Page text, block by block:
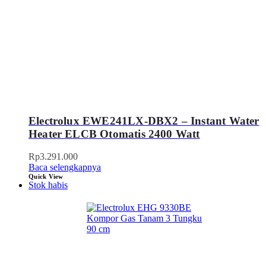
Electrolux EWE241LX-DBX2 – Instant Water
Heater ELCB Otomatis 2400 Watt
Rp3.291.000
Baca selengkapnya
Quick View
Stok habis